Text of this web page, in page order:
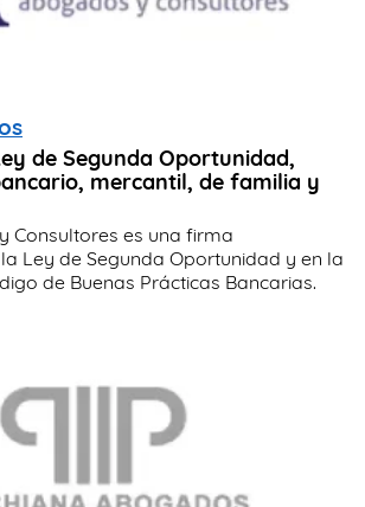
de Segunda Oportunidad,
mercantil, de familia y
Consultores es una firma
Ley de Segunda Oportunidad y en la
de Buenas Prácticas Bancarias.